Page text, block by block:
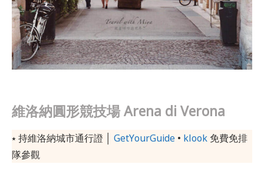
維洛納圓形競技場 Arena di Verona
⭑ 持維洛納城市通行證 │ GetYourGuide • klook 免費免排
隊參觀